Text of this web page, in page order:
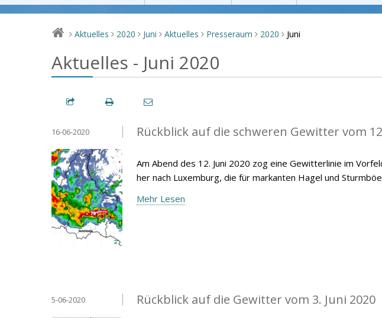
> Aktuelles > 2020 > Juni > Aktuelles > Presseraum > 2020 > Juni
Aktuelles - Juni 2020
Rückblick auf die schweren Gewitter vom
16-06-2020
Am Abend des 12. Juni 2020 zog eine Gewitterlinie im
her nach Luxemburg, die für markanten Hagel und
Mehr Lesen
Rückblick auf die Gewitter vom 3. Juni 2020
5-06-2020